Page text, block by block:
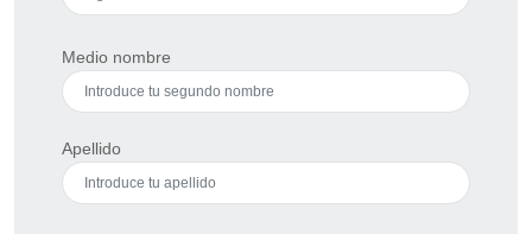
Medio nombre
Apellido